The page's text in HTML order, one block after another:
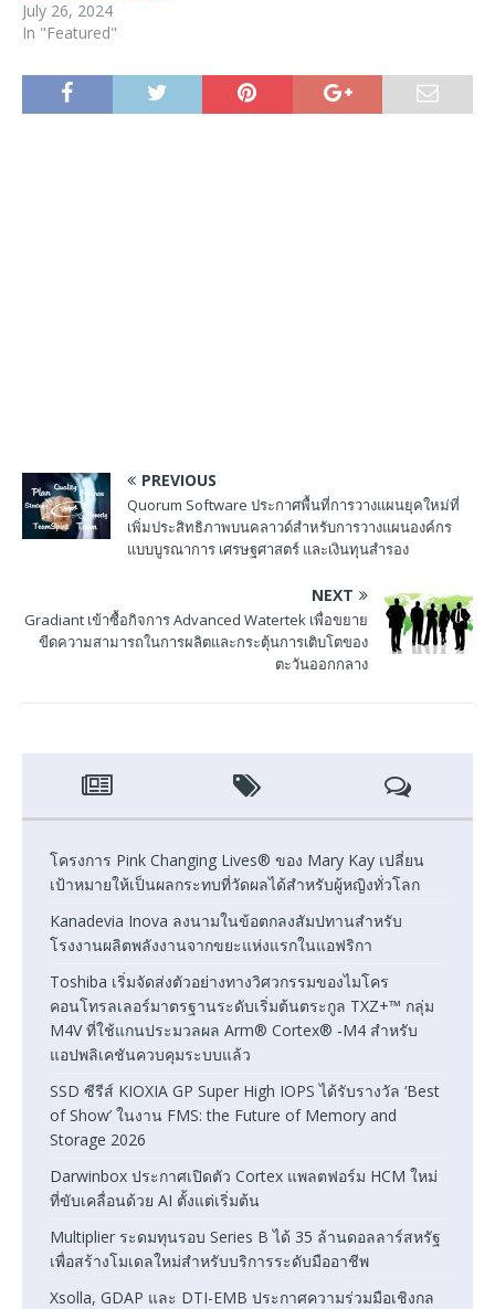
July 26, 2024
In "Featured"
PREVIOUS
Quorum Software ประกาศพื้นที่การวางแผนยุคใหม่ที่
เพิ่มประสิทธิภาพบนคลาวด์สำหรับการวางแผนองค์กร
แบบบูรณาการ เศรษฐศาสตร์ และเงินทุนสำรอง
NEXT
Gradiant เข้าซื้อกิจการ Advanced Watertek เพื่อขยาย
ขีดความสามารถในการผลิตและกระตุ้นการเติบโตของ
ตะวันออกกลาง
โครงการ Pink Changing Lives® ของ Mary Kay เปลี่ยน
เป้าหมายให้เป็นผลกระทบที่วัดผลได้สำหรับผู้หญิงทั่วโลก
Kanadevia Inova ลงนามในข้อตกลงสัมปทานสำหรับ
โรงงานผลิตพลังงานจากขยะแห่งแรกในแอฟริกา
Toshiba เริ่มจัดส่งตัวอย่างทางวิศวกรรมของไมโคร
คอนโทรลเลอร์มาตรฐานระดับเริ่มต้นตระกูล TXZ+™ กลุ่ม
M4V ที่ใช้แกนประมวลผล Arm® Cortex® ‑M4 สำหรับ
แอปพลิเคชันควบคุมระบบแล้ว
SSD ซีรีส์ KIOXIA GP Super High IOPS ได้รับรางวัล ‘Best
of Show’ ในงาน FMS: the Future of Memory and
Storage 2026
Darwinbox ประกาศเปิดตัว Cortex แพลตฟอร์ม HCM ใหม่
ที่ขับเคลื่อนด้วย AI ตั้งแต่เริ่มต้น
Multiplier ระดมทุนรอบ Series B ได้ 35 ล้านดอลลาร์สหรัฐ
เพื่อสร้างโมเดลใหม่สำหรับบริการระดับมืออาชีพ
Xsolla, GDAP และ DTI-EMB ประกาศความร่วมมือเชิงกล